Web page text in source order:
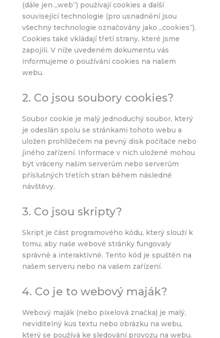
(dále jen „web“) používají cookies a další
související technologie (pro usnadnění jsou
všechny technologie označovány jako „cookies“).
Cookies také vkládají třetí strany, které jsme
zapojili. V níže uvedeném dokumentu vás
informujeme o používání cookies na našem
webu.
2. Co jsou soubory cookies?
Soubor cookie je malý jednoduchý soubor, který
je odeslán spolu se stránkami tohoto webu a
uložen prohlížečem na pevný disk počítače nebo
jiného zařízení. Informace v nich uložené mohou
být vráceny našim serverům nebo serverům
příslušných třetích stran během následné
návštěvy.
3. Co jsou skripty?
Skript je část programového kódu, který slouží k
tomu, aby naše webové stránky fungovaly
správně a interaktivně. Tento kód je spuštěn na
našem serveru nebo na vašem zařízení.
4. Co je to webový maják?
Webový maják (nebo pixelová značka) je malý,
neviditelný kus textu nebo obrázku na webu,
který se používá ke sledování provozu na webu.
LETNÍ ONLINE RYCHLOVKY
690Kč
PŘIDAT
Falafel QUEEN
490Kč
PŘIDAT
Dárkové poukazy
500Kč
+ PŘIDATTento
produkt
má
více
variant.
vybrat
stránce
produktu